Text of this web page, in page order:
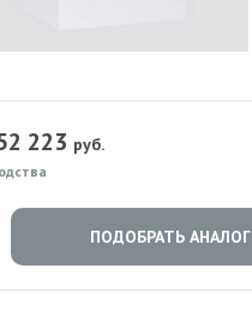
223 руб.
ПОДОБРАТЬ АНАЛОГ